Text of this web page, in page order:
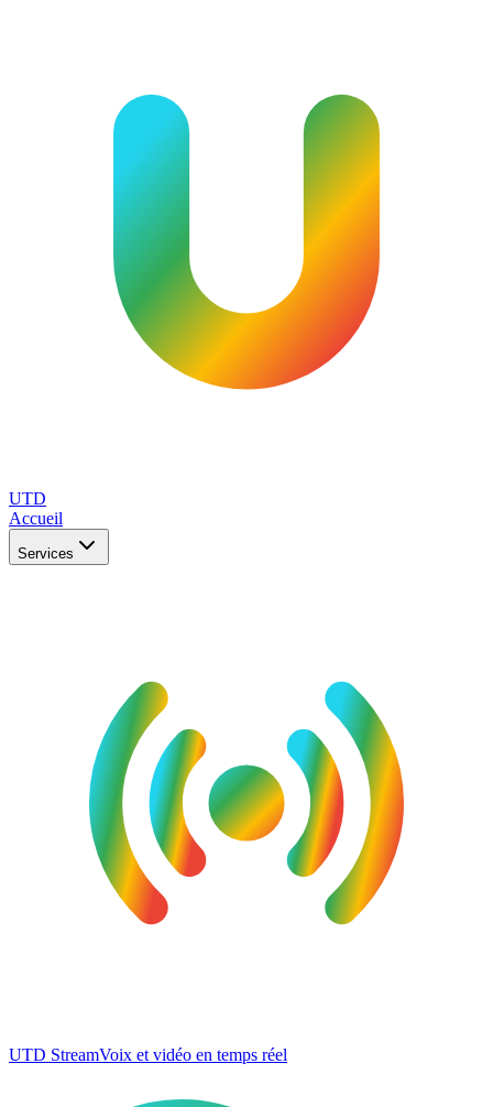
UTD
Accueil
Services
UTD StreamVoix et vidéo en temps réel